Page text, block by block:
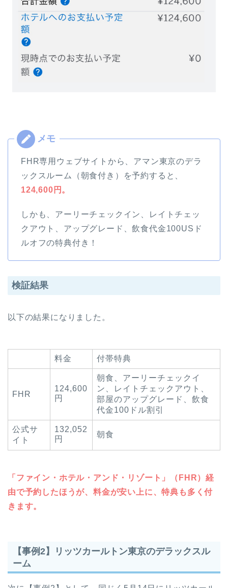
FHR専用ウェブサイトから、アマン東京のデラ
ックスルーム（朝食付き）を予約すると、
124,600円。
しかも、アーリーチェックイン、レイトチェッ
クアウト、アップグレード、飲食代金100USド
ルオフの特典付き！
検証結果
以下の結果になりました。
料金 付帯特典
FHR
124,600
円
朝食、アーリーチェックイ
ン、レイトチェックアウト、
部屋のアップグレード、飲食
代金100ドル割引
公式サ
イト
132,052
円
朝食
「ファイン・ホテル・アンド・リゾート」（FHR）経
由で予約したほうが、料金が安い上に、特典も多く付
きます。
【事例2】リッツカールトン東京のデラックスル
ーム